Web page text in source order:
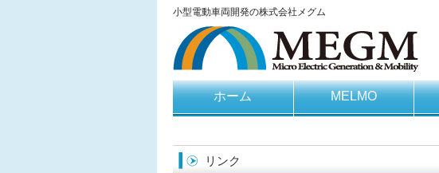
小型電動車両開発の株式会社メグム
ホーム MELMO
リンク